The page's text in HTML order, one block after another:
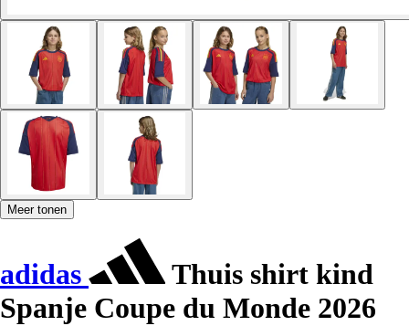
Meer tonen
adidas
Thuis shirt kind
Spanje Coupe du Monde 2026